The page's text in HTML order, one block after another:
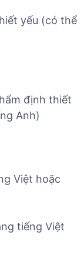
yếu (có thể
định thiết
Anh)
Việt hoặc
tiếng Việt